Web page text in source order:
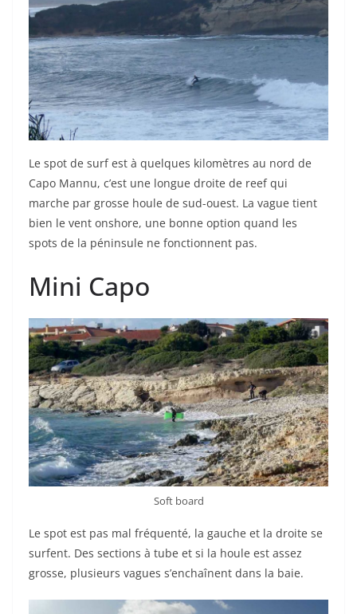
Le spot de surf est à quelques kilomètres au nord de
Capo Mannu, c’est une longue droite de reef qui
marche par grosse houle de sud-ouest. La vague tient
bien le vent onshore, une bonne option quand les
spots de la péninsule ne fonctionnent pas.
Mini Capo
Soft board
Le spot est pas mal fréquenté, la gauche et la droite se
surfent. Des sections à tube et si la houle est assez
grosse, plusieurs vagues s’enchaînent dans la baie.